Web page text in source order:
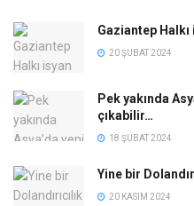
Gaziantep
20 ŞUBAT 2024
Pek yakında
çıkabilir…
18 ŞUBAT 2024
Yine bir
20 KASIM 2024